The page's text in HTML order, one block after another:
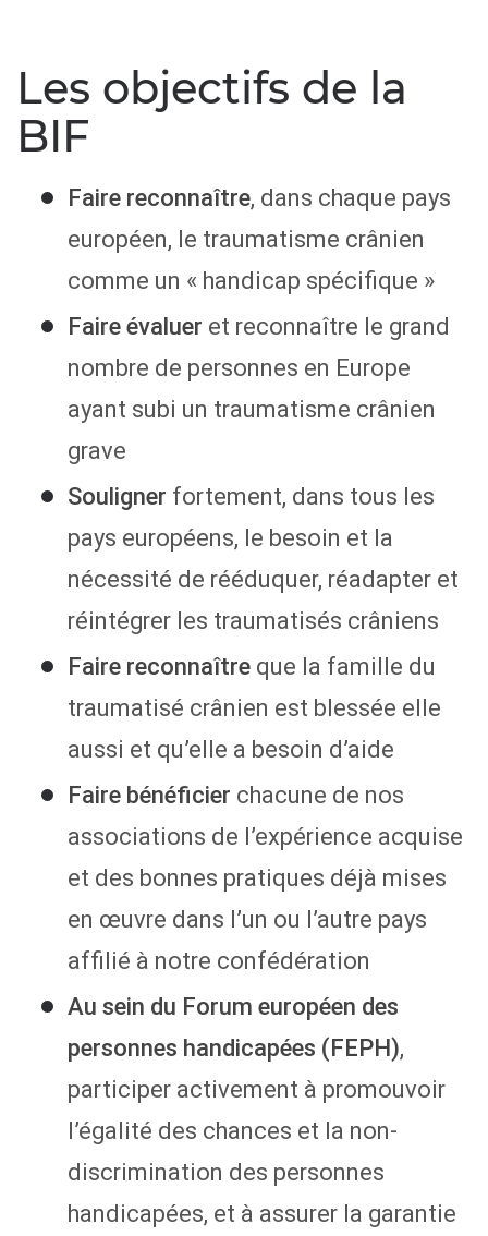
Les objectifs de la
BIF
Faire reconnaître, dans chaque pays
européen, le traumatisme crânien
comme un « handicap spécifique »
Faire évaluer et reconnaître le grand
nombre de personnes en Europe
ayant subi un traumatisme crânien
grave
Souligner fortement, dans tous les
pays européens, le besoin et la
nécessité de rééduquer, réadapter et
réintégrer les traumatisés crâniens
Faire reconnaître que la famille du
traumatisé crânien est blessée elle
aussi et qu’elle a besoin d’aide
Faire bénéficier chacune de nos
associations de l’expérience acquise
et des bonnes pratiques déjà mises
en œuvre dans l’un ou l’autre pays
affilié à notre confédération
Au sein du Forum européen des
personnes handicapées (FEPH),
participer activement à promouvoir
l’égalité des chances et la non-
discrimination des personnes
handicapées, et à assurer la garantie